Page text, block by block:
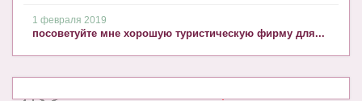
1 февраля 2019
посоветуйте мне хорошую туристическую фирму для...